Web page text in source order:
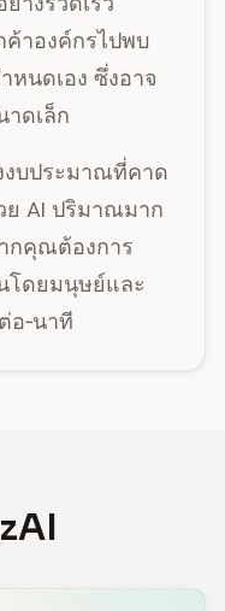
ค้าองค์กรไปพบ
หนดเอง ซึ่งอาจ
ดเล็ก
งบประมาณที่คาด
ย AI ปริมาณมาก
กคุณต้องการ
โดยมนุษย์และ
อ‑นาที